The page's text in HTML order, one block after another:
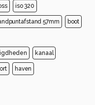
iso 320
57mm boot
kanaal
haven